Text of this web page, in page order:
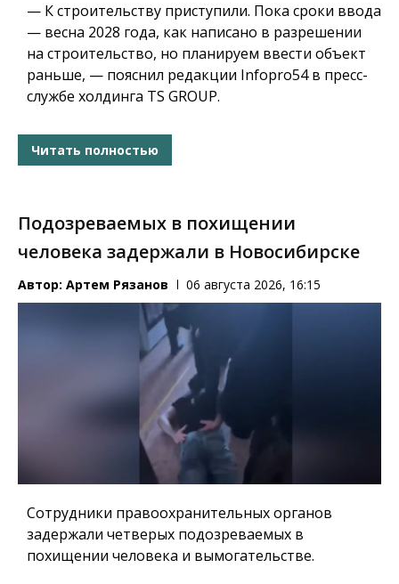
— К строительству приступили. Пока сроки ввода
— весна 2028 года, как написано в разрешении
на строительство, но планируем ввести объект
раньше, — пояснил редакции Infopro54 в пресс-
службе холдинга TS GROUP.
Читать полностью
Подозреваемых в похищении
человека задержали в Новосибирске
Автор: Артем Рязанов 06 августа 2026, 16:15
Сотрудники правоохранительных органов
задержали четверых подозреваемых в
похищении человека и вымогательстве.